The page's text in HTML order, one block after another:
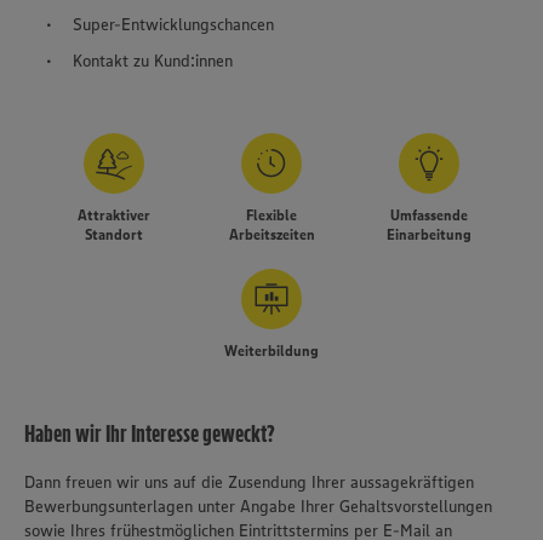
Super-Entwicklungschancen
Kontakt zu Kund:innen
Attraktiver
Standort
Flexible
Arbeitszeiten
Umfassende
Einarbeitung
Weiterbildung
Haben wir Ihr Interesse geweckt?
Dann freuen wir uns auf die Zusendung Ihrer aussagekräftigen
Bewerbungsunterlagen unter Angabe Ihrer Gehaltsvorstellungen
sowie Ihres frühestmöglichen Eintrittstermins per E-Mail an